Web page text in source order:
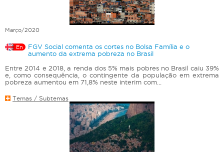
Março/2020
En
FGV Social comenta os cortes no Bolsa Família e o
aumento da extrema pobreza no Brasil
Entre 2014 e 2018, a renda dos 5% mais pobres no Brasil caiu 39%
e, como consequência, o contingente da população em extrema
pobreza aumentou em 71,8% neste interim com...
Temas / Subtemas